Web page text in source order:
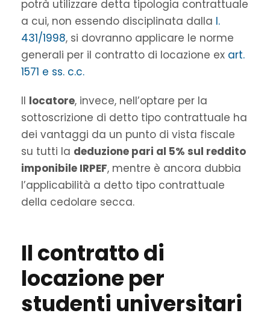
potrà utilizzare detta tipologia contrattuale
a cui, non essendo disciplinata dalla l.
431/1998, si dovranno applicare le norme
generali per il contratto di locazione ex art.
1571 e ss. c.c.
Il locatore, invece, nell’optare per la
sottoscrizione di detto tipo contrattuale ha
dei vantaggi da un punto di vista fiscale
su tutti la deduzione pari al 5% sul reddito
imponibile IRPEF, mentre è ancora dubbia
l’applicabilità a detto tipo contrattuale
della cedolare secca.
Il contratto di
locazione per
studenti universitari